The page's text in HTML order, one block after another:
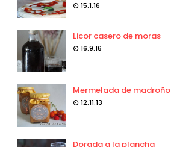
15.1.16
Licor casero de moras
16.9.16
Mermelada de madroño
12.11.13
Dorada a la plancha